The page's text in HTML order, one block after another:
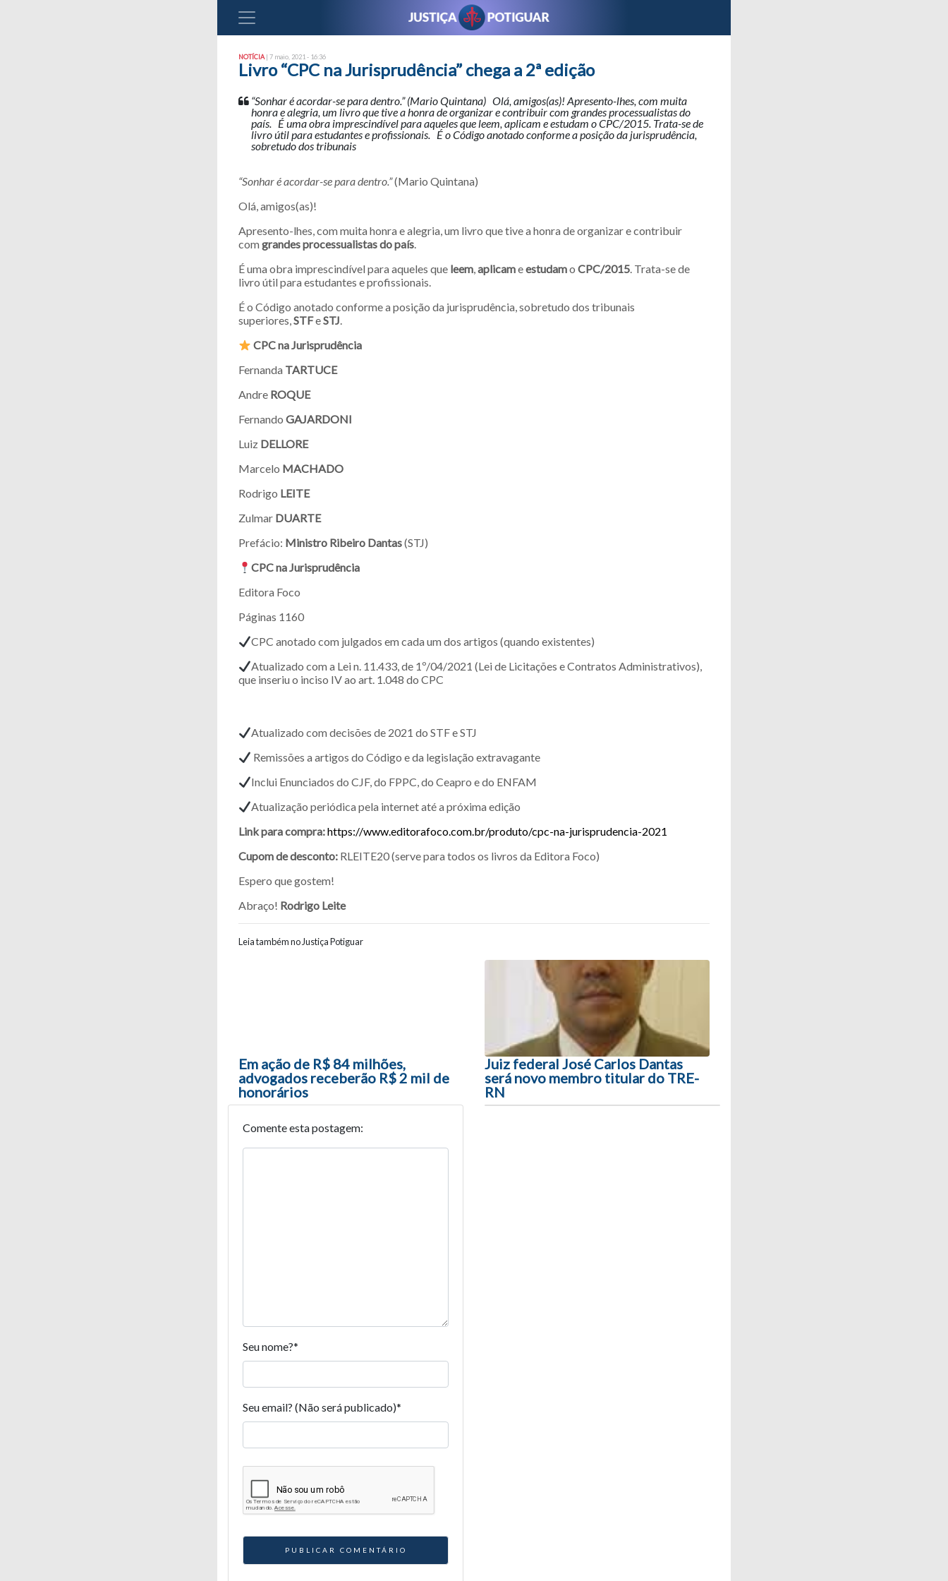
NOTÍCIA | 7 maio, 2021 - 16:36
Livro “CPC na Jurisprudência” chega a 2ª edição
“Sonhar é acordar-se para dentro.” (Mario Quintana) Olá, amigos(as)! Apresento-lhes, com muita
honra e alegria, um livro que tive a honra de organizar e contribuir com grandes processualistas do
país. É uma obra imprescindível para aqueles que leem, aplicam e estudam o CPC/2015. Trata-se de
livro útil para estudantes e profissionais. É o Código anotado conforme a posição da jurisprudência,
sobretudo dos tribunais
“Sonhar é acordar-se para dentro.”(Mario Quintana)
Olá, amigos(as)!
Apresento-lhes, com muita honra e alegria, um livro que tive a honra de organizar e contribuir
com grandes processualistas do país.
É uma obra imprescindível para aqueles que leem,aplicameestudamo CPC/2015. Trata-se de
livro útil para estudantes e profissionais.
É o Código anotado conforme a posição da jurisprudência, sobretudo dos tribunais
superiores,STFeSTJ.
CPC na Jurisprudência
Fernanda TARTUCE
Andre ROQUE
Fernando GAJARDONI
Luiz DELLORE
Marcelo MACHADO
Rodrigo LEITE
Zulmar DUARTE
Prefácio: Ministro Ribeiro Dantas(STJ)
CPC na Jurisprudência
Editora Foco
Páginas 1160
CPC anotado com julgados em cada um dos artigos (quando existentes)
Atualizado com a Lei n. 11.433, de 1º/04/2021 (Lei de Licitações e Contratos Administrativos),
que inseriu o inciso IV ao art. 1.048 do CPC
Atualizado com decisões de 2021 do STF e STJ
Remissões a artigos do Código e da legislação extravagante
Inclui Enunciados do CJF, do FPPC, do Ceapro e do ENFAM
Atualização periódica pela internet até a próxima edição
Link para compra:https://www.editorafoco.com.br/produto/cpc-na-jurisprudencia-2021
Cupom de desconto: RLEITE20 (serve para todos os livros da Editora Foco)
Espero que gostem!
Abraço! Rodrigo Leite
Leia também no Justiça Potiguar
Em ação de R$ 84 milhões,
advogados receberão R$ 2 mil de
honorários
Juiz federal José Carlos Dantas
será novo membro titular do TRE-
RN
Comente esta postagem:
Seu nome?*
Seu email? (Não será publicado)*